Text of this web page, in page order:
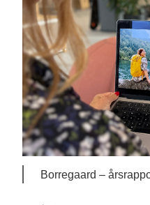
Borregaard –